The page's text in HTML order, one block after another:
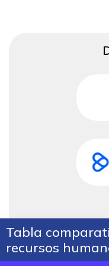
Tabla
recursos